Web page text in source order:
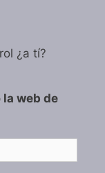
¿a tí?
la web de